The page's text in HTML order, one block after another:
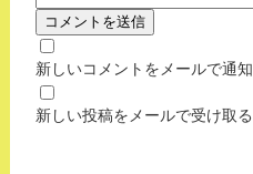
新しいコメントをメールで通知
新しい投稿をメールで受け取る